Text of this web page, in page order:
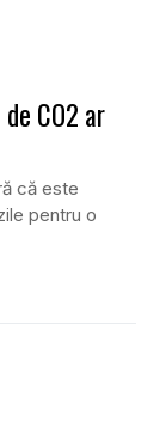
CO2 ar
că este
pentru o